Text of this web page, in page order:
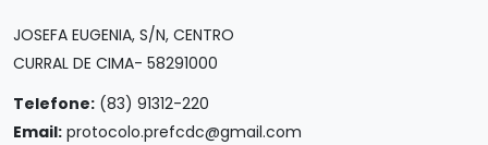
JOSEFA EUGENIA, S/N, CENTRO
CURRAL DE CIMA- 58291000
Telefone: (83) 91312-220
Email: protocolo.prefcdc@gmail.com